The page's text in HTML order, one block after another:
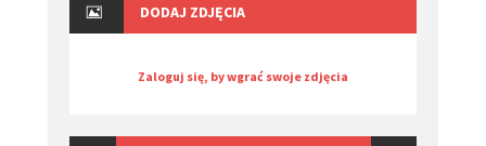
DODAJ ZDJĘCIA
Zaloguj się, by wgrać swoje zdjęcia